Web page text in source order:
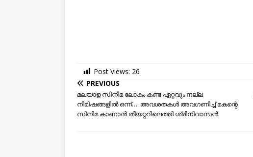
Post Views: 26
PREVIOUS
മലയാള സിനിമ ലോകം കണ്ട ഏറ്റവും നല്ല
നിമിഷങ്ങളിൽ ഒന്ന്…. അവശതകൾ അവ​ഗണിച്ച് മകന്റെ
സിനിമ കാണാൻ തീയറ്ററിലെത്തി ശ്രീനിവാസൻ